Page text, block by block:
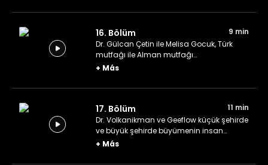
16. Bölüm
9 min
Dr. Gülcan Çetin ile Melisa Gocuk, Türk
mutfağı ile Alman mutfağı
karşılaştırması yapıyor.
+ Más
17. Bölüm
11 min
Dr. Volkanikman ve Geeflow küçük şehirde
ve büyük şehirde büyümenin insan
üzerinde bıraktığı etkileri karşılaştırıyor.
+ Más